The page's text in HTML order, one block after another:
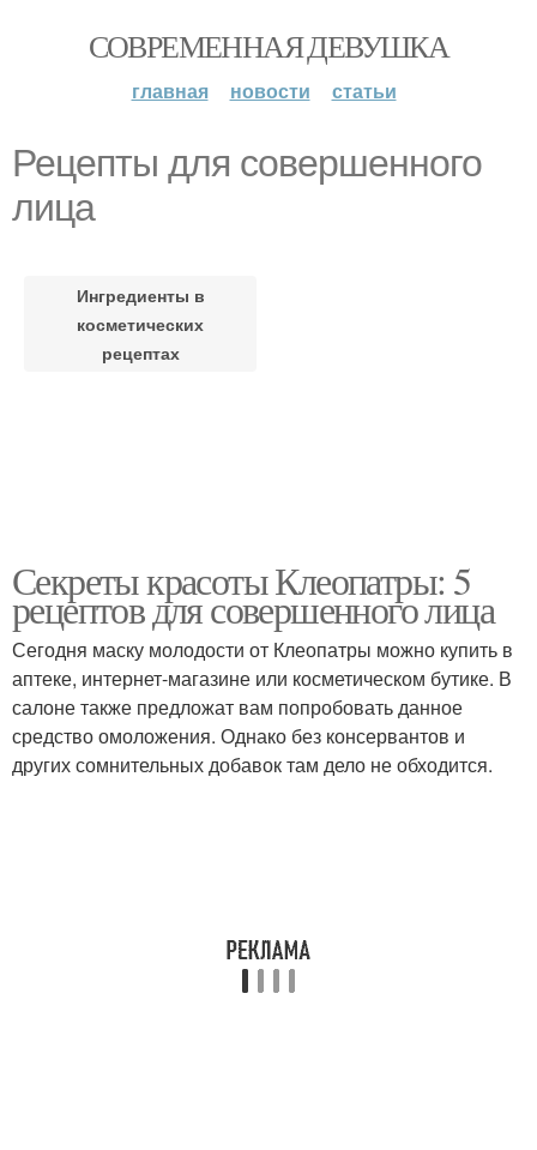
СОВРЕМЕННАЯ ДЕВУШКА
главная новости статьи
Рецепты для совершенного
лица
Ингредиенты в
косметических
рецептах
Секреты красоты Клеопатры: 5
рецептов для совершенного лица
Сегодня маску молодости от Клеопатры можно купить в
аптеке, интернет-магазине или косметическом бутике. В
салоне также предложат вам попробовать данное
средство омоложения. Однако без консервантов и
других сомнительных добавок там дело не обходится.